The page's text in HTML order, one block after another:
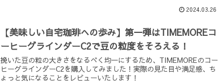
2024.03.26
【美味しい自宅珈琲への歩み】第一弾はTIMEMOREコ
ーヒーグラインダーC2で豆の粒度をそろえる！
挽いた豆の粒の大きさをなるべく均一にするため、TIMEMOREのコー
ヒーグラインダーC2を購入してみました！実際の見た目や満足感、ち
ょっと気になることをレビューいたします！